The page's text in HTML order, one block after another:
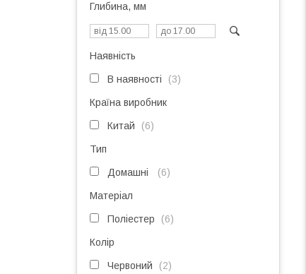
Глибина, мм
Наявність
В наявності 3
Країна виробник
Китай 6
Тип
Домашні 6
Матеріал
Поліестер 6
Колір
Червоний 2